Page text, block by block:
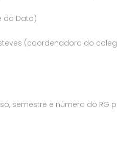
do Data)
(coordenadora do
semestre e número do RG